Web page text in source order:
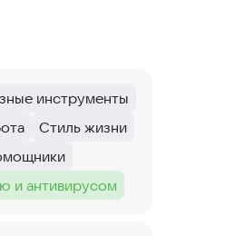
:
инструменты
Тег:
Стиль жизни
и антивирусом